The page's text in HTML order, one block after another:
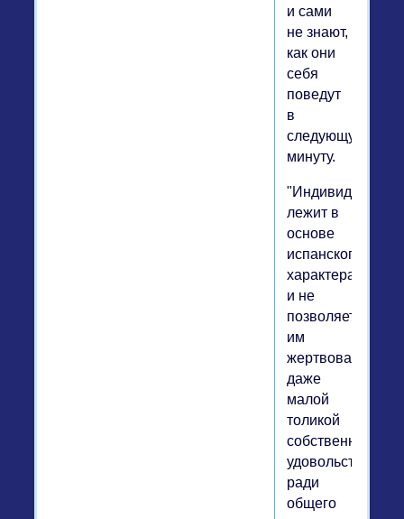
и сами
не знают,
как они
себя
поведут
в
следующую
минуту.
лежит в
основе
испанского
характера
и не
позволяет
им
жертвовать
даже
малой
толикой
собственного
удовольствия
ради
общего